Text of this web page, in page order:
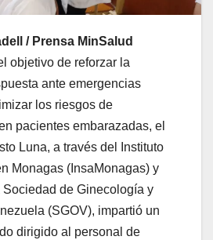
/ Prensa MinSalud
objetivo de reforzar la
ante emergencias
los riesgos de
pacientes embarazadas, el
Luna, a través del Instituto
Monagas (InsaMonagas) y
de Ginecología y
(SGOV), impartió un
dirigido al personal de